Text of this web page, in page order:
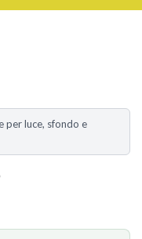
per luce, sfondo e